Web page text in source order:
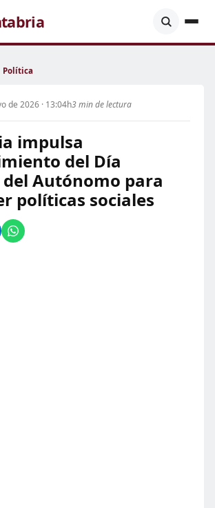
Política
de 2026 · 13:04h3 min de lectura
impulsa
del Día
del Autónomo para
políticas sociales